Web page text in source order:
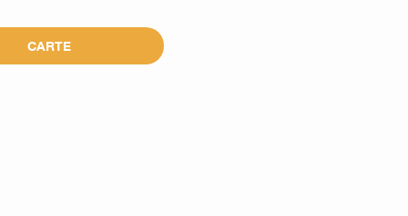
CARTE